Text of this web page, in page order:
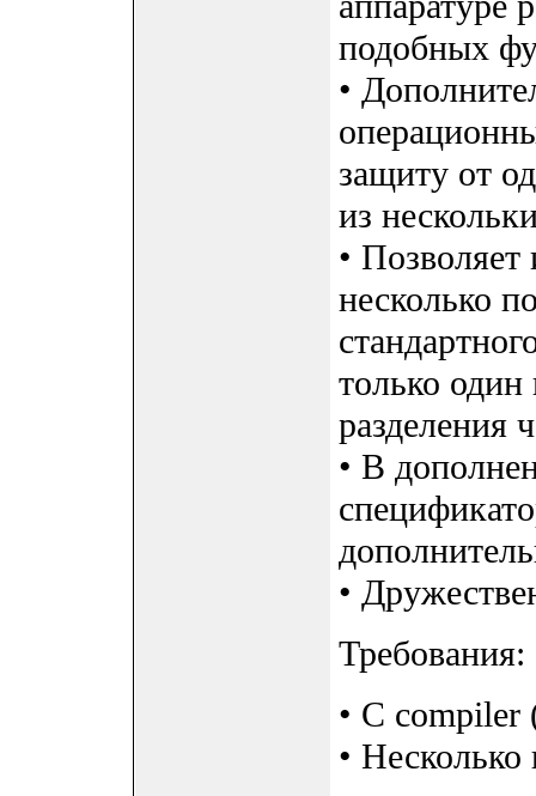
подобных
•
защиту от
из
•
несколько
только
разделения
• В
•
Требования:
• C compiler
•